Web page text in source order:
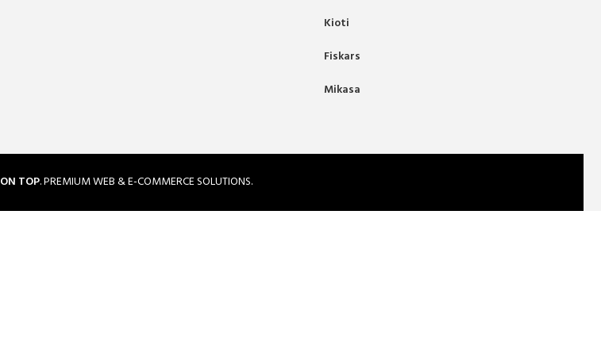
Kioti
Fiskars
Mikasa
ON TOP. PREMIUM WEB & E-COMMERCE SOLUTIONS.